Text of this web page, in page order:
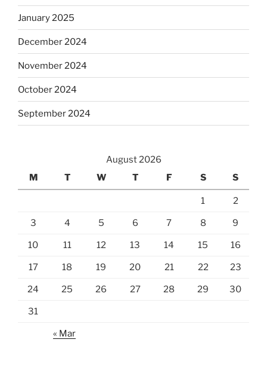
January 2025
December 2024
November 2024
October 2024
September 2024
August 2026
M
T W T F S S
1 2
3 4 5 6 7 8 9
10 11 12 13 14 15 16
17 18 19 20 21 22 23
24 25 26 27 28 29 30
31
« Mar